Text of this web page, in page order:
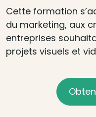
Cette formation
du marketing, aux
entreprises
projets visuels et